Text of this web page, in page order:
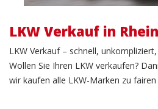
LKW Verkauf in
LKW Verkauf – schnell,
Wollen Sie Ihren LKW verkaufen?
wir kaufen alle LKW-Marken zu fairen